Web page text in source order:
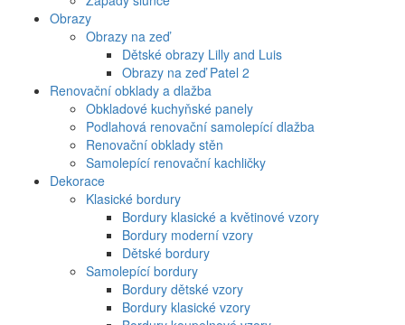
Obrazy
Obrazy na zeď
Dětské obrazy Lilly and Luis
Obrazy na zeď Patel 2
Renovační obklady a dlažba
Obkladové kuchyňské panely
Podlahová renovační samolepící dlažba
Renovační obklady stěn
Samolepící renovační kachličky
Dekorace
Klasické bordury
Bordury klasické a květinové vzory
Bordury moderní vzory
Dětské bordury
Samolepící bordury
Bordury dětské vzory
Bordury klasické vzory